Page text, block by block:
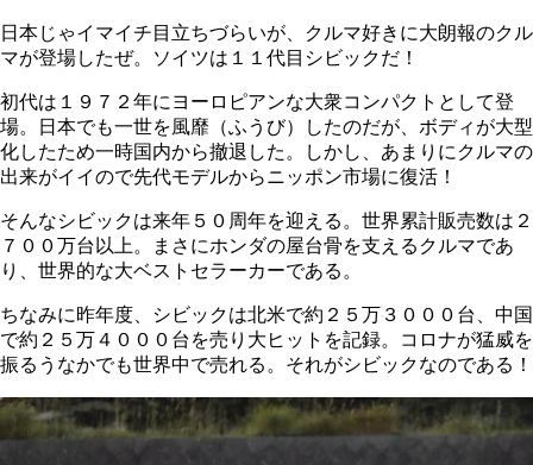
日本じゃイマイチ目立ちづらいが、クルマ好きに大朗報のクル
マが登場したぜ。ソイツは１１代目シビックだ！
初代は１９７２年にヨーロピアンな大衆コンパクトとして登
場。日本でも一世を風靡（ふうび）したのだが、ボディが大型
化したため一時国内から撤退した。しかし、あまりにクルマの
出来がイイので先代モデルからニッポン市場に復活！
そんなシビックは来年５０周年を迎える。世界累計販売数は２
７００万台以上。まさにホンダの屋台骨を支えるクルマであ
り、世界的な大ベストセラーカーである。
ちなみに昨年度、シビックは北米で約２５万３０００台、中国
で約２５万４０００台を売り大ヒットを記録。コロナが猛威を
振るうなかでも世界中で売れる。それがシビックなのである！